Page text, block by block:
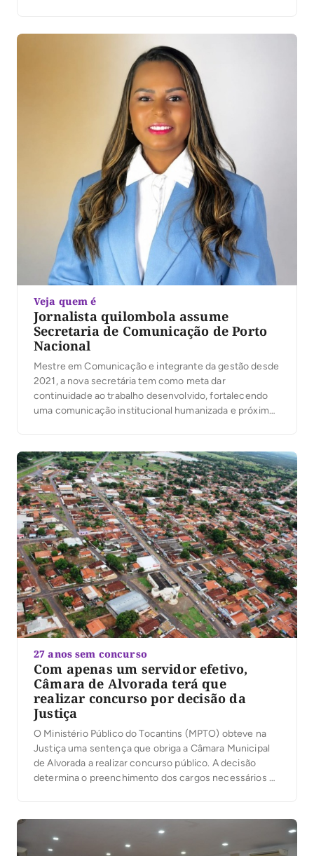
Xambioá. De acordo com o processo, o ex-servidor […]
Veja quem é
Jornalista quilombola assume
Secretaria de Comunicação de Porto
Nacional
Mestre em Comunicação e integrante da gestão desde
2021, a nova secretária tem como meta dar
continuidade ao trabalho desenvolvido, fortalecendo
uma comunicação institucional humanizada e próxima
27 anos sem concurso
Com apenas um servidor efetivo,
Câmara de Alvorada terá que
realizar concurso por decisão da
Justiça
O Ministério Público do Tocantins (MPTO) obteve na
Justiça uma sentença que obriga a Câmara Municipal
de Alvorada a realizar concurso público. A decisão
determina o preenchimento dos cargos necessários ao
técnicas e operacionais, destinadas exclusivamente a
servidores efetivos. No processo, […]